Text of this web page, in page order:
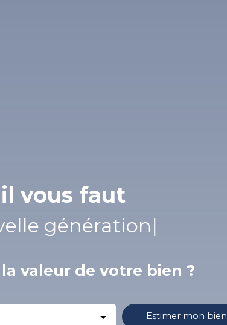
vous faut
|
valeur de votre bien ?
Estimer mon bien